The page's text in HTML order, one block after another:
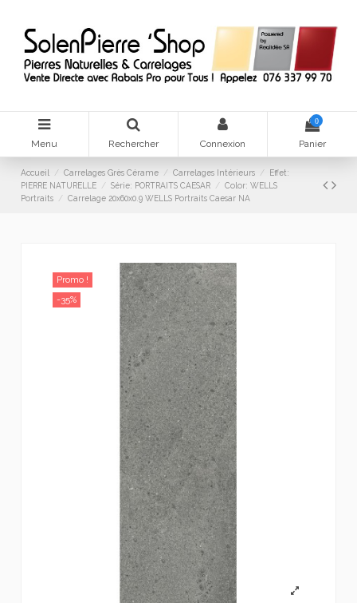
Menu Rechercher Connexion
0
Panier
Accueil Carrelages Grès Cérame Carrelages Intérieurs
Effet:
PIERRE NATURELLE
Série: PORTRAITS CAESAR
Color: WELLS
Portraits
Carrelage 20x60x0.9 WELLS Portraits Caesar NA
Promo !
-35%